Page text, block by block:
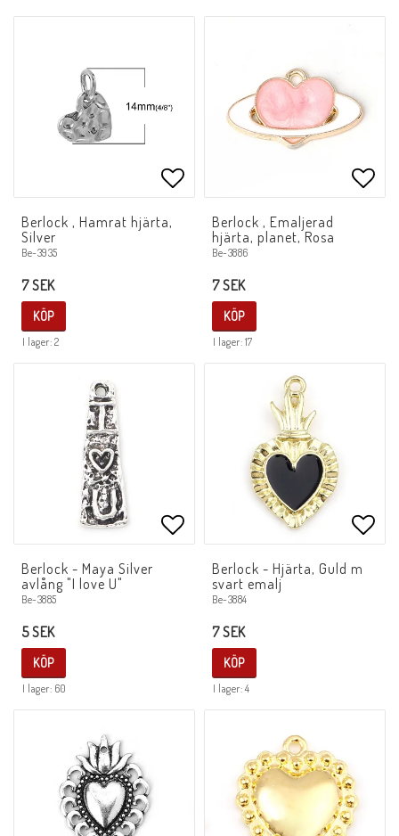
Lägg till i favoritlistan
Berlock , Hamrat hjärta,
Silver
Be-3935
7 SEK
I lager: 2
KÖP
Berlock , Emaljerad
hjärta, planet, Rosa
Be-3886
7 SEK
I lager: 17
KÖP
Lägg till i favoritlistan
Berlock - Maya Silver
avlång "I love U"
Be-3885
5 SEK
I lager: 60
KÖP
Berlock - Hjärta, Guld m
svart emalj
Be-3884
7 SEK
I lager: 4
KÖP